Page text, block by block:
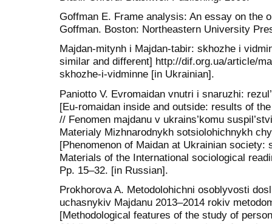
Goffman E. Frame analysis: An essay on the
Goffman. Boston: Northeastern University
Majdan-mitynh i Majdan-tabir: skhozhe i
similar and different] http://dif.org.ua/article/
skhozhe-i-vidminne [in Ukrainian].
Paniotto V. Evromaidan vnutri i snaruzhi:
[Eu-romaidan inside and outside: results of
// Fenomen majdanu v ukrains’komu
Materialy Mizhnarodnykh sotsiolohichnykh
[Phenomenon of Maidan at Ukrainian society:
Materials of the International sociological
Pp. 15–32. [in Russian].
Prokhorova A. Metodolohichni osoblyvosti
uchasnykiv Majdanu 2013–2014 rokiv
[Methodological features of the study of